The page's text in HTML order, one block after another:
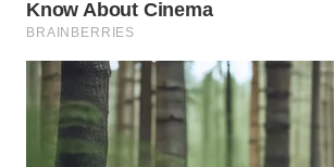
WN
LABUANBAJO
WN
BORNEO